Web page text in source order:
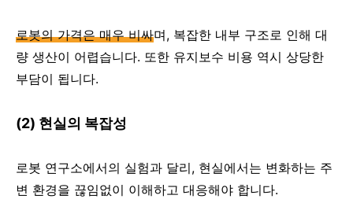
로봇의 가격은 매우 비싸며, 복잡한 내부 구조로 인해 대
량 생산이 어렵습니다. 또한 유지보수 비용 역시 상당한
부담이 됩니다.
(2) 현실의 복잡성
로봇 연구소에서의 실험과 달리, 현실에서는 변화하는 주
변 환경을 끊임없이 이해하고 대응해야 합니다.